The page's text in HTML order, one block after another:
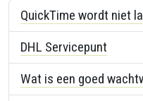
QuickTime wordt niet
DHL Servicepunt
Wat is een goed